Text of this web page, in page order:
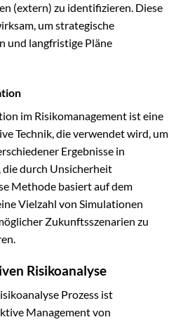
(extern) zu identifizieren. Diese
um strategische
und langfristige Pläne
im Risikomanagement ist eine
Technik, die verwendet wird, um
Ergebnisse in
die durch Unsicherheit
Methode basiert auf dem
Vielzahl von Simulationen
Zukunftsszenarien zu
Risikoanalyse
Prozess ist
Management von